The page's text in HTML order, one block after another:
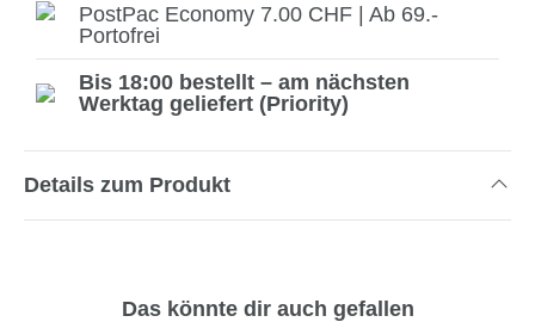
PostPac Economy 7.00 CHF | Ab 69.-
Portofrei
Bis 18:00 bestellt – am nächsten
Werktag geliefert (Priority)
Details zum Produkt
Das könnte dir auch gefallen